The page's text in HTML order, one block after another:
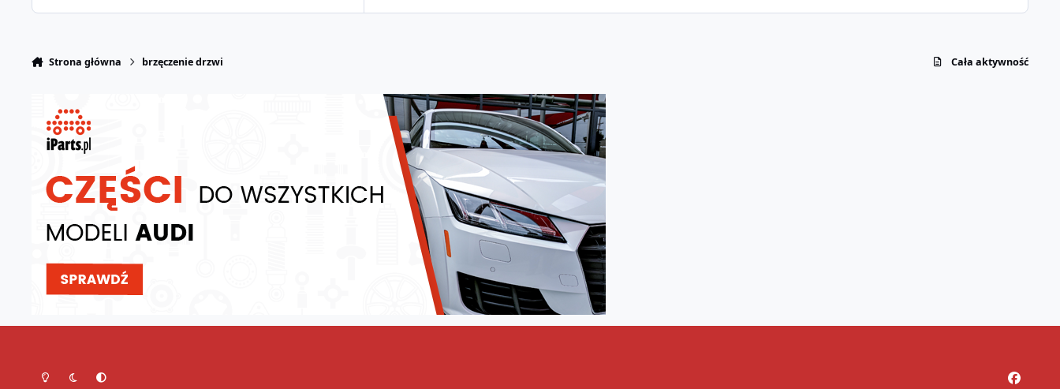
Strona główna brzęczenie drzwi Cała aktywność
Tryb jasnyTryb ciemnyPreferencje systemowe